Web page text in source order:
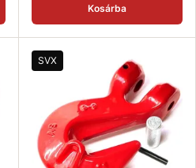
Kosárba
SVX